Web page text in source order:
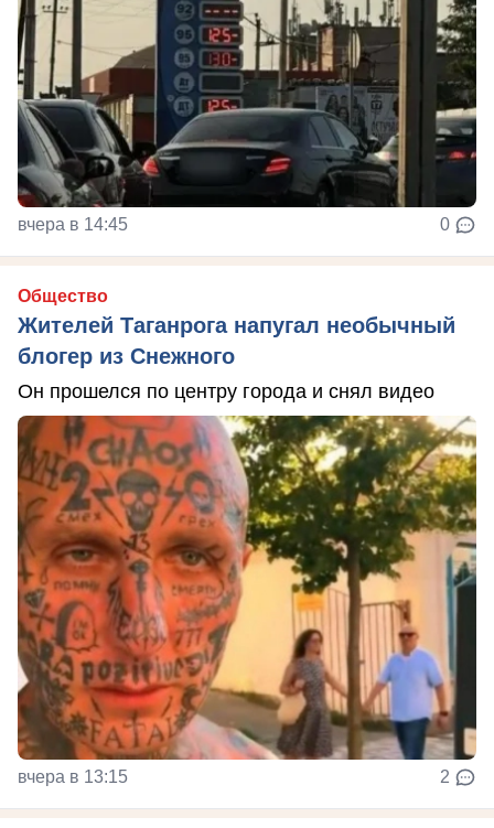
вчера в 14:45 0
Общество
Жителей Таганрога напугал необычный
блогер из Снежного
Он прошелся по центру города и снял видео
вчера в 13:15 2